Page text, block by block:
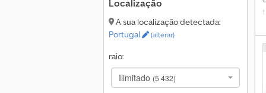
Localização
A sua localização detectada:
Portugal
(alterar)
raio:
Ilimitado (5 432)